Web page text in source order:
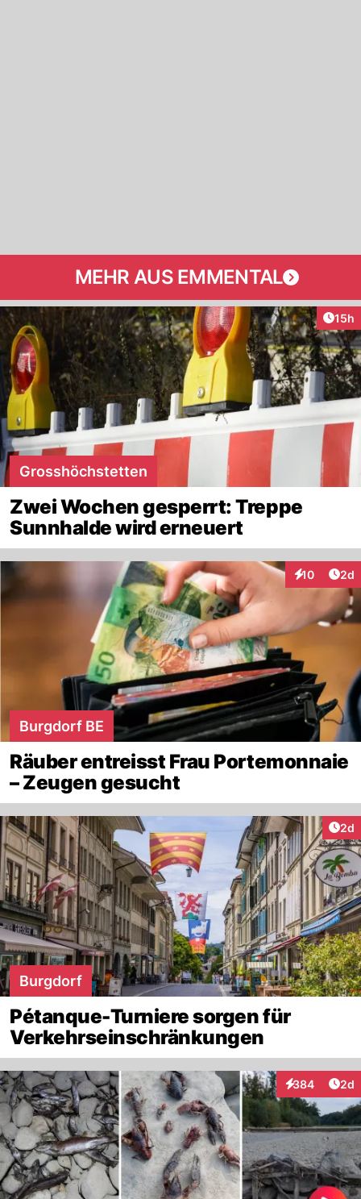
MEHR AUS EMMENTAL
15h
Grosshöchstetten
Zwei Wochen gesperrt: Treppe
Sunnhalde wird erneuert
10
Interaktionen
2d
Burgdorf BE
Räuber entreisst Frau Portemonnaie
– Zeugen gesucht
2d
Burgdorf
Pétanque-Turniere sorgen für
Verkehrseinschränkungen
384
Interaktionen
2d